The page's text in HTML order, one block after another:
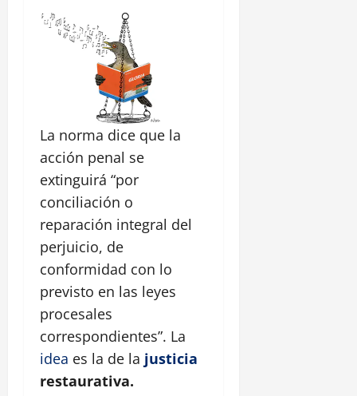
La norma dice que la
acción penal se
extinguirá “por
conciliación o
reparación integral del
perjuicio, de
conformidad con lo
previsto en las leyes
procesales
correspondientes”. La
idea es la de la justicia
restaurativa.